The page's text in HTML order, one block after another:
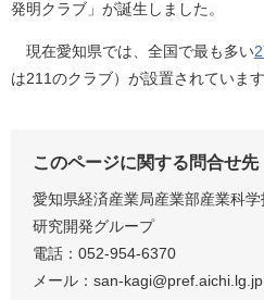
発明クラブ」が誕生しました。
現在愛知県では、全国で最も多い
は211のクラブ）が設置されています
このページに関する問合せ先
愛知県経済産業局産業部産業科学
研究開発グループ
電話：052-954-6370
メール： san-kagi@pref.aichi.lg.jp